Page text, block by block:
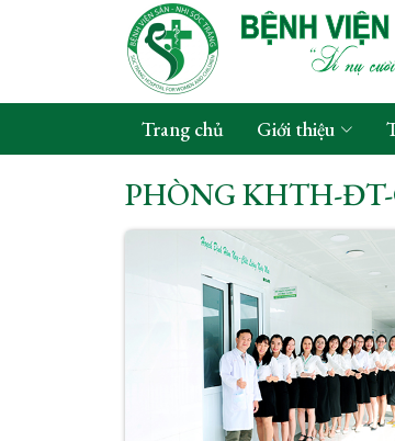
Trang chủ Giới thiệu
PHÒNG KHTH-